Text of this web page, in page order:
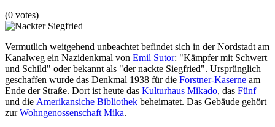
(0 votes)
Vermutlich weitgehend unbeachtet befindet sich in der Nordstadt am
Kanalweg ein Nazidenkmal von Emil Sutor: "Kämpfer mit Schwert
und Schild" oder bekannt als "der nackte Siegfried". Ursprünglich
geschaffen wurde das Denkmal 1938 für die Forstner-Kaserne am
Ende der Straße. Dort ist heute das Kulturhaus Mikado, das Fünf
und die Amerikansiche Bibliothek beheimatet. Das Gebäude gehört
zurWohngenossenschaft Mika.